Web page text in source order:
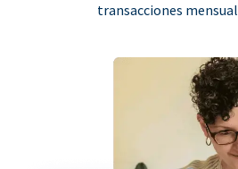
transacciones